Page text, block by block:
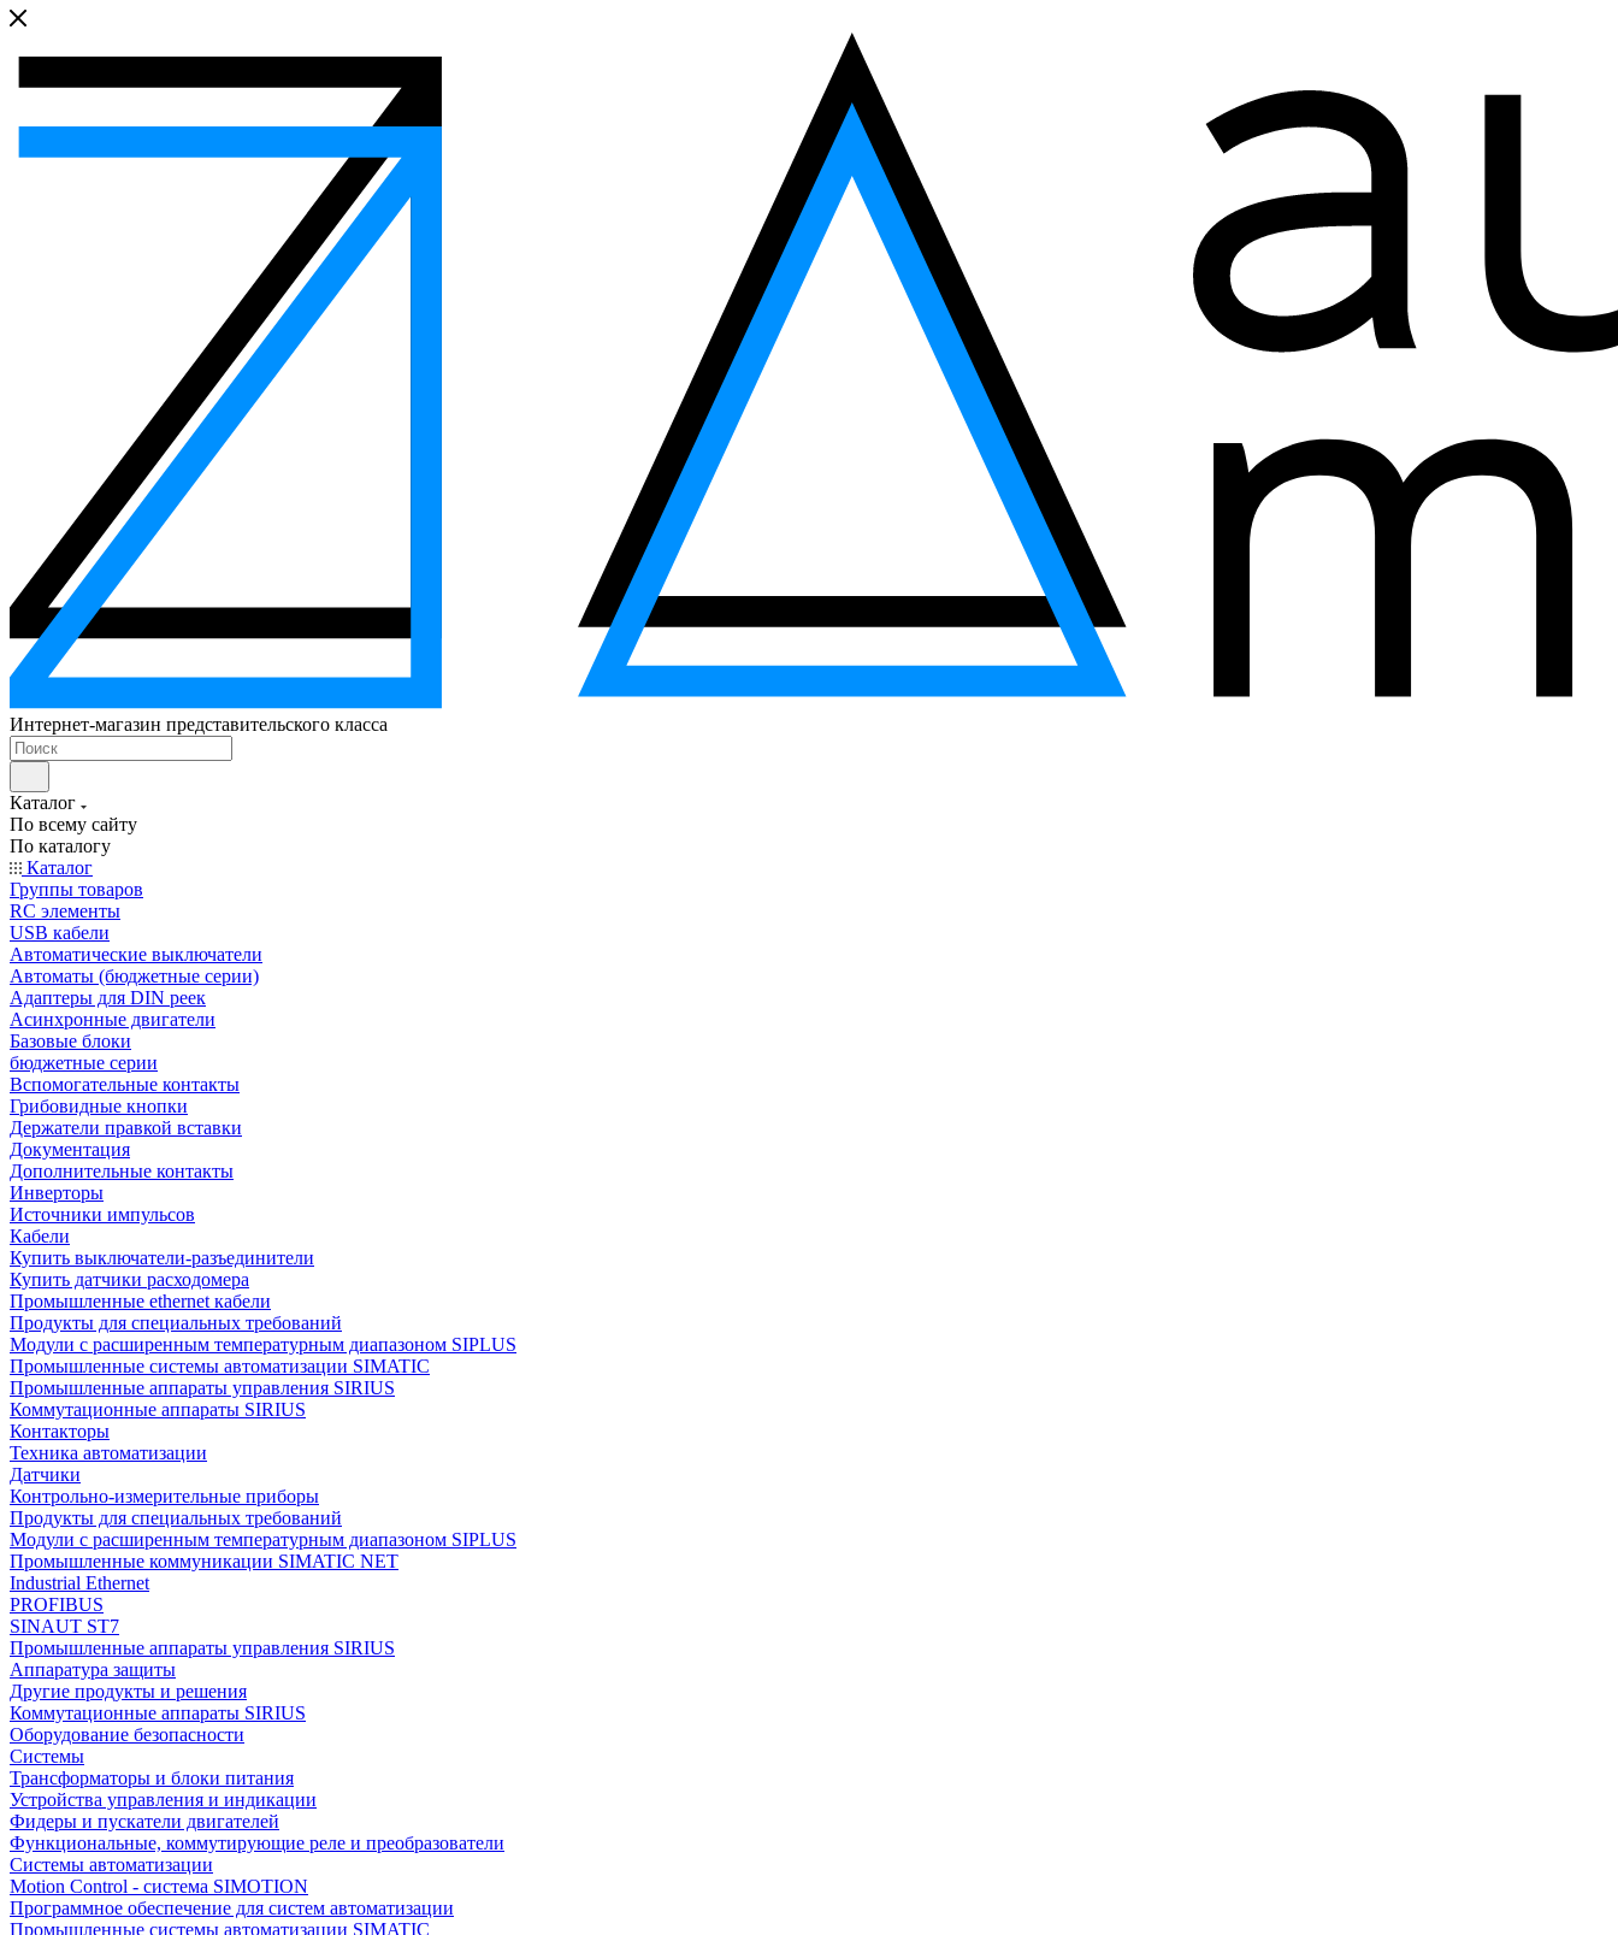
Интернет-магазин представительского класса
Каталог
По всему сайту
По каталогу
Каталог
Группы товаров
RC элементы
USB кабели
Автоматические выключатели
Автоматы (бюджетные серии)
Адаптеры для DIN реек
Асинхронные двигатели
Базовые блоки
бюджетные серии
Вспомогательные контакты
Грибовидные кнопки
Держатели правкой вставки
Документация
Дополнительные контакты
Инверторы
Источники импульсов
Кабели
Купить выключатели-разъединители
Купить датчики расходомера
Промышленные ethernet кабели
Продукты для специальных требований
Модули с расширенным температурным диапазоном SIPLUS
Промышленные системы автоматизации SIMATIC
Промышленные аппараты управления SIRIUS
Коммутационные аппараты SIRIUS
Контакторы
Техника автоматизации
Датчики
Контрольно-измерительные приборы
Продукты для специальных требований
Модули с расширенным температурным диапазоном SIPLUS
Промышленные коммуникации SIMATIC NET
Industrial Ethernet
PROFIBUS
SINAUT ST7
Промышленные аппараты управления SIRIUS
Аппаратура защиты
Другие продукты и решения
Коммутационные аппараты SIRIUS
Оборудование безопасности
Системы
Трансформаторы и блоки питания
Устройства управления и индикации
Фидеры и пускатели двигателей
Функциональные, коммутирующие реле и преобразователи
Системы автоматизации
Motion Control - система SIMOTION
Программное обеспечение для систем автоматизации
Промышленные системы автоматизации SIMATIC